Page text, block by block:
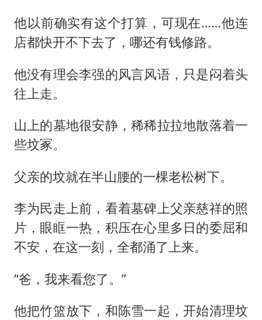
他以前确实有这个打算，可现在……他连
店都快开不下去了，哪还有钱修路。
他没有理会李强的风言风语，只是闷着头
往上走。
山上的墓地很安静，稀稀拉拉地散落着一
些坟冢。
父亲的坟就在半山腰的一棵老松树下。
李为民走上前，看着墓碑上父亲慈祥的照
片，眼眶一热，积压在心里多日的委屈和
不安，在这一刻，全都涌了上来。
“爸，我来看您了。”
他把竹篮放下，和陈雪一起，开始清理坟